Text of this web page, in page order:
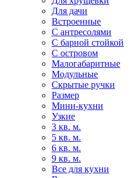
Для дачи
Встроенные
С антресолями
С барной стойкой
С островом
Малогабаритные
Модульные
Скрытые ручки
Размер
Мини-кухни
Узкие
3 кв. м.
5 кв. м.
6 кв. м.
9 кв. м.
Все для кухни